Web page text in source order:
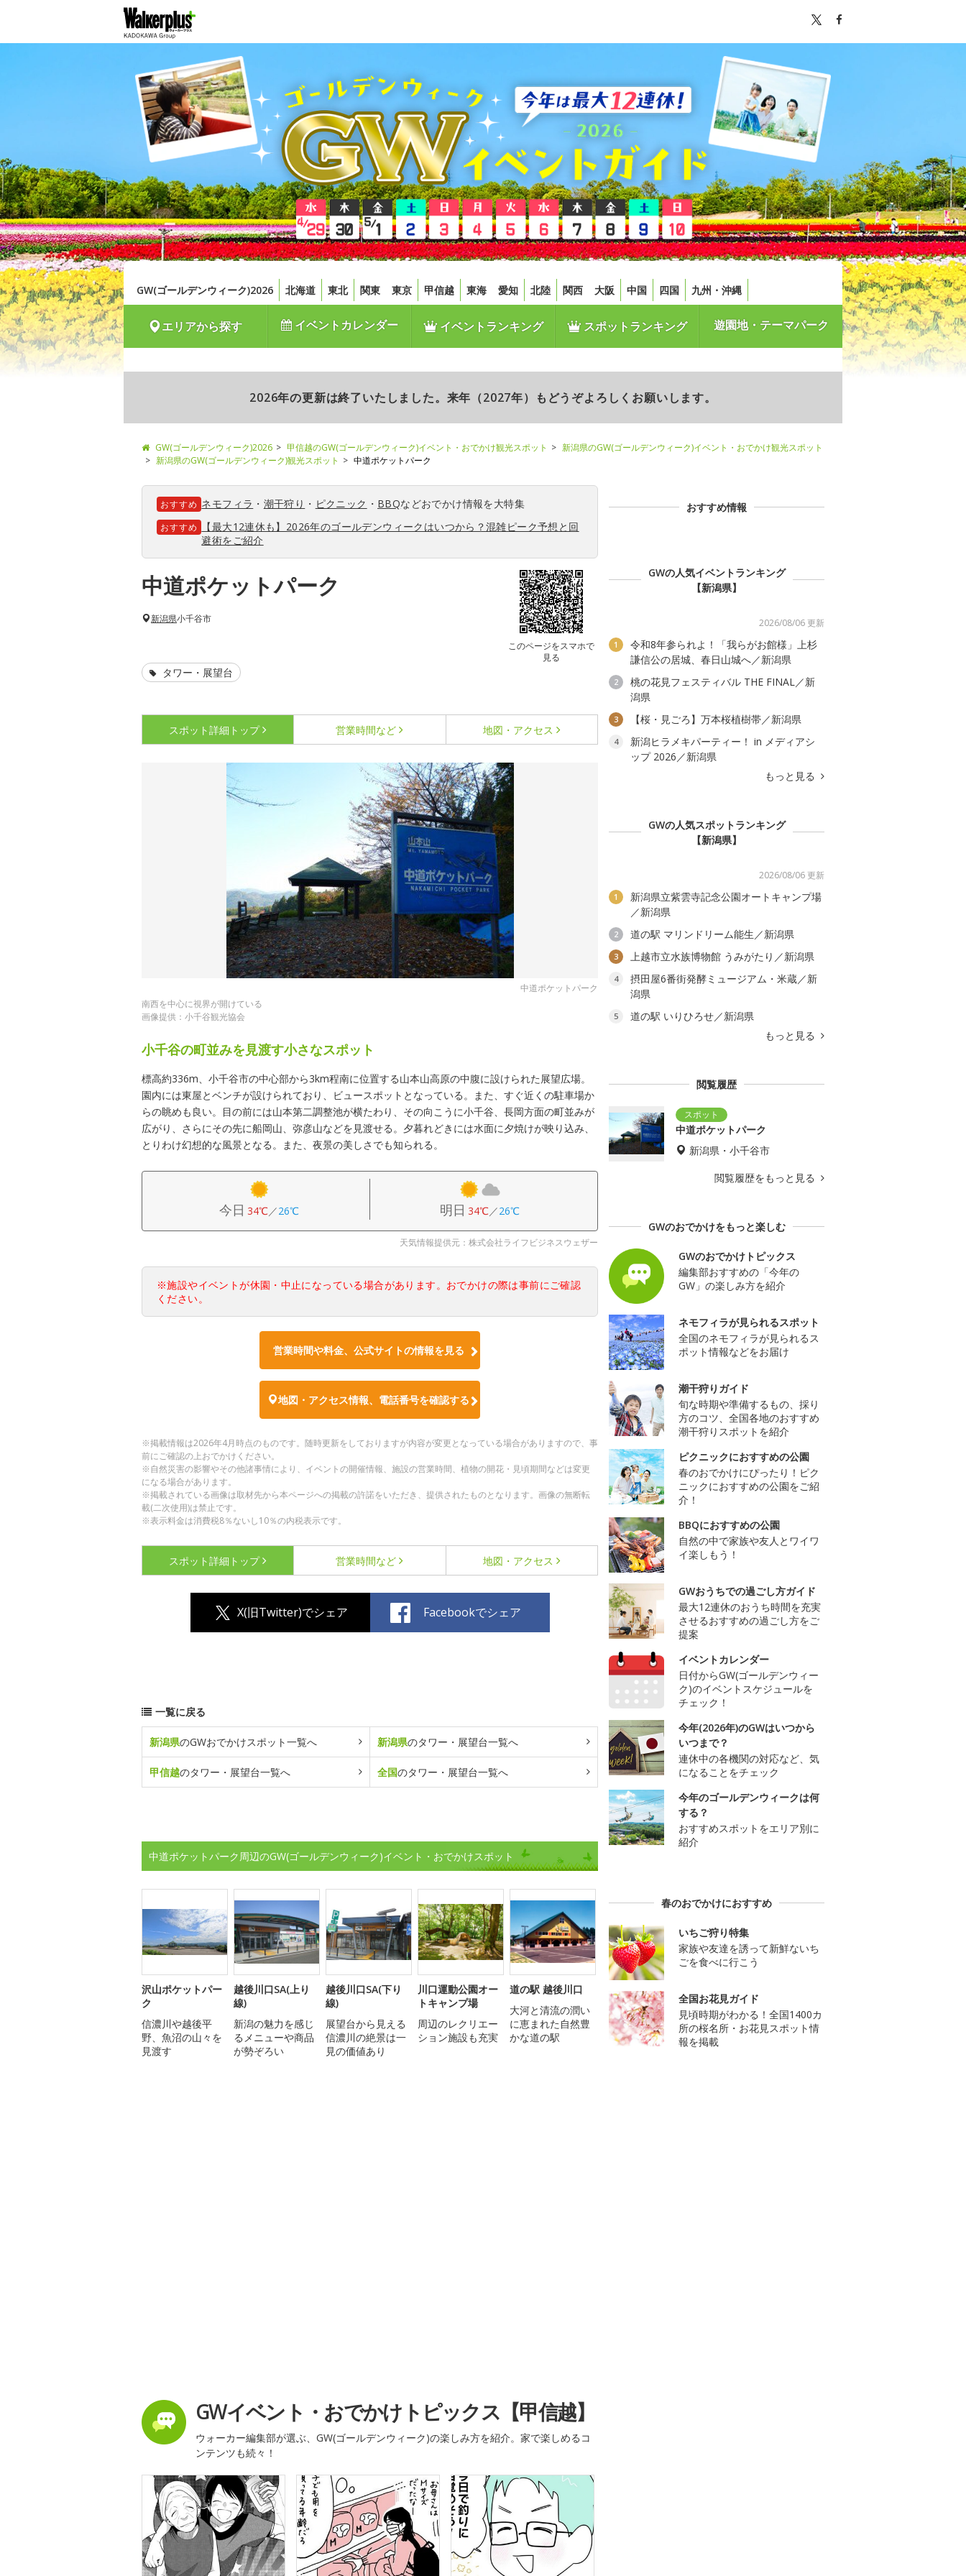
GW(ゴールデンウィーク)2026 北海道 東北 関東 東京 甲信越 東海 愛知 北陸 関西 大阪 中国 四国 九州・沖縄
エリアから探す イベントカレンダー イベントランキング スポットランキング 遊園地・テーマパーク
2026年の更新は終了いたしました。来年（2027年）もどうぞよろしくお願いします。
GW(ゴールデンウィーク)2026 甲信越のGW(ゴールデンウィーク)イベント・おでかけ観光スポット
新潟県のGW(ゴールデンウィーク)イベント・おでかけ観光スポット
新潟県のGW(ゴールデンウィーク)観光スポット
中道ポケットパーク
おすすめ ネモフィラ ・ 潮干狩り ・ ピクニック ・ BBQなどおでかけ情報を大特集
おすすめ
【最大12連休も】2026年のゴールデンウィークはいつから？混雑ピーク予想と回
避術をご紹介
中道ポケットパーク
このページをスマホで
見る
新潟県小千谷市
タワー・展望台
スポット詳細 トップ 営業時間など 地図・アクセス
中道ポケットパーク
南西を中心に視界が開けている
画像提供：小千谷観光協会
小千谷の町並みを見渡す小さなスポット
標高約336m、小千谷市の中心部から3km程南に位置する山本山高原の中腹に設けられた展望広場。
園内には東屋とベンチが設けられており、ビュースポットとなっている。また、すぐ近くの駐車場か
らの眺めも良い。目の前には山本第二調整池が横たわり、その向こうに小千谷、長岡方面の町並みが
広がり、さらにその先に船岡山、弥彦山などを見渡せる。夕暮れどきには水面に夕焼けが映り込み、
とりわけ幻想的な風景となる。また、夜景の美しさでも知られる。
今日 34℃／26℃ 明日 34℃／26℃
天気情報提供元：株式会社ライフビジネスウェザー
※施設やイベントが休園・中止になっている場合があります。おでかけの際は事前にご確認
ください。
営業時間や料金、公式サイトの情報を見る
地図・アクセス情報、電話番号を確認する
※掲載情報は2026年4月時点のものです。随時更新をしておりますが内容が変更となっている場合がありますので、事
前にご確認の上おでかけください。
※自然災害の影響やその他諸事情により、イベントの開催情報、施設の営業時間、植物の開花・見頃期間などは変更
になる場合があります。
※掲載されている画像は取材先から本ページへの掲載の許諾をいただき、提供されたものとなります。画像の無断転
載(二次使用)は禁止です。
※表示料金は消費税8％ないし10％の内税表示です。
スポット詳細 トップ 営業時間など 地図・アクセス
X(旧Twitter)でシェア Facebookでシェア
一覧に戻る
新潟県のGWおでかけスポット一覧へ 新潟県のタワー・展望台一覧へ
甲信越のタワー・展望台一覧へ 全国のタワー・展望台一覧へ
中道ポケットパーク周辺のGW(ゴールデンウィーク)イベント・おでかけスポット
沢山ポケットパー
ク
信濃川や越後平
野、魚沼の山々を
見渡す
越後川口SA(上り
線)
新潟の魅力を感じ
るメニューや商品
が勢ぞろい
越後川口SA(下り
線)
展望台から見える
信濃川の絶景は一
見の価値あり
川口運動公園オー
トキャンプ場
周辺のレクリエー
ション施設も充実
道の駅 越後川口
大河と清流の潤い
に恵まれた自然豊
かな道の駅
GWイベント・おでかけトピックス【甲信越】
ウォーカー編集部が選ぶ、GW(ゴールデンウィーク)の楽しみ方を紹介。家で楽しめるコ
ンテンツも続々！
おすすめ情報
GWの人気イベントランキング
【新潟県】
2026/08/06 更新
1
令和8年参られよ！「我らがお館様」上杉
謙信公の居城、春日山城へ／新潟県
2
桃の花見フェスティバル THE FINAL／新
潟県
3 【桜・見ごろ】万本桜植樹帯／新潟県
4
新潟ヒラメキパーティー！ in メディアシ
ップ 2026／新潟県
もっと見る
GWの人気スポットランキング
【新潟県】
2026/08/06 更新
1
新潟県立紫雲寺記念公園オートキャンプ場
／新潟県
2 道の駅 マリンドリーム能生／新潟県
3 上越市立水族博物館 うみがたり／新潟県
4
摂田屋6番街発酵ミュージアム・米蔵／新
潟県
5
道の駅 いりひろせ／新潟県
もっと見る
閲覧履歴
中道ポケットパーク
新潟県・小千谷市
閲覧履歴をもっと見る
GWのおでかけをもっと楽しむ
GWのおでかけトピックス
編集部おすすめの「今年の
GW」の楽しみ方を紹介
ネモフィラが見られるスポット
全国のネモフィラが見られるス
ポット情報などをお届け
潮干狩りガイド
旬な時期や準備するもの、採り
方のコツ、全国各地のおすすめ
潮干狩りスポットを紹介
ピクニックにおすすめの公園
春のおでかけにぴったり！ピク
ニックにおすすめの公園をご紹
介！
BBQにおすすめの公園
自然の中で家族や友人とワイワ
イ楽しもう！
GWおうちでの過ごし方ガイド
最大12連休のおうち時間を充実
させるおすすめの過ごし方をご
提案
イベントカレンダー
日付からGW(ゴールデンウィー
ク)のイベントスケジュールを
チェック！
今年(2026年)のGWはいつから
いつまで？
連休中の各機関の対応など、気
になることをチェック
今年のゴールデンウィークは何
する？
おすすめスポットをエリア別に
紹介
春のおでかけにおすすめ
いちご狩り特集
家族や友達を誘って新鮮ないち
ごを食べに行こう
全国お花見ガイド
見頃時期がわかる！全国1400カ
所の桜名所・お花見スポット情
報を掲載